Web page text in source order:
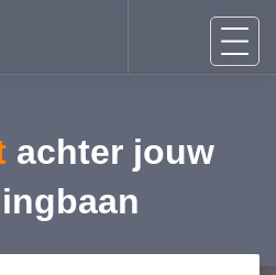
achter jouw